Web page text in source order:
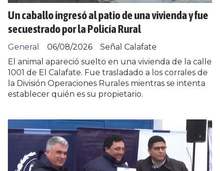
Un caballo ingresó al patio de una vivienda y fue
secuestrado por la Policía Rural
Señal Calafate
General
06/08/2026
El animal apareció suelto en una vivienda de la calle
1001 de El Calafate. Fue trasladado a los corrales de
la División Operaciones Rurales mientras se intenta
establecer quién es su propietario.